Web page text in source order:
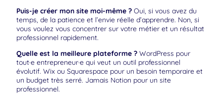
Puis-je créer mon site moi-même ? Oui, si vous avez du
temps, de la patience et l’envie réelle d’apprendre. Non, si
vous voulez vous concentrer sur votre métier et un résultat
professionnel rapidement.
Quelle est la meilleure plateforme ? WordPress pour
tout·e entrepreneur·e qui veut un outil professionnel
évolutif. Wix ou Squarespace pour un besoin temporaire et
un budget très serré. Jamais Notion pour un site
professionnel.